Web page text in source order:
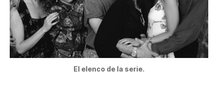
El elenco de la serie.